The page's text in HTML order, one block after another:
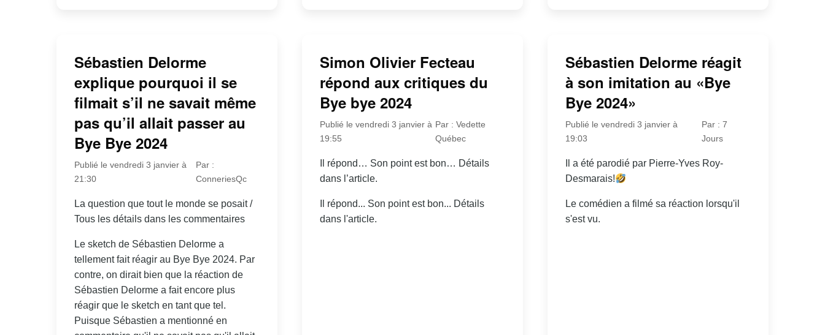
Sébastien Delorme
explique pourquoi il se
filmait s’il ne savait même
pas qu’il allait passer au
Bye Bye 2024
Publié le vendredi 3 janvier à
21:30
Par :
ConneriesQc
La question que tout le monde se posait /
Tous les détails dans les commentaires
Le sketch de Sébastien Delorme a
tellement fait réagir au Bye Bye 2024. Par
contre, on dirait bien que la réaction de
Sébastien Delorme a fait encore plus
réagir que le sketch en tant que tel.
Puisque Sébastien a mentionné en
Simon Olivier Fecteau
répond aux critiques du
Bye bye 2024
Publié le vendredi 3 janvier à
19:55
Par : Vedette
Québec
Il répond… Son point est bon… Détails
dans l’article.
Il répond... Son point est bon... Détails
dans l'article.
Sébastien Delorme réagit
à son imitation au «Bye
Bye 2024»
Publié le vendredi 3 janvier à
19:03
Par : 7
Jours
Il a été parodié par Pierre-Yves Roy-
Desmarais!
Le comédien a filmé sa réaction lorsqu'il
s'est vu.